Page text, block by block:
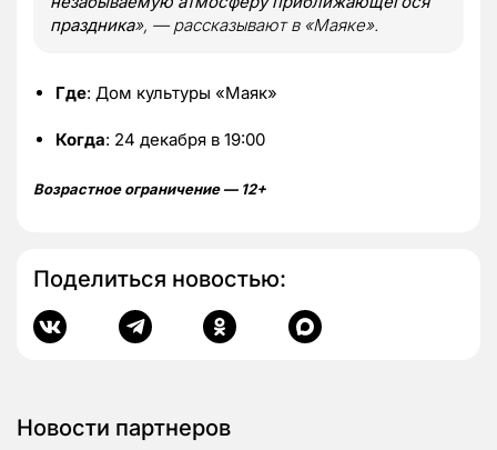
праздника», — рассказывают в «Маяке».
Где: Дом культуры «Маяк»
Когда: 24 декабря в 19:00
Возрастное ограничение — 12+
Поделиться новостью:
Новости партнеров